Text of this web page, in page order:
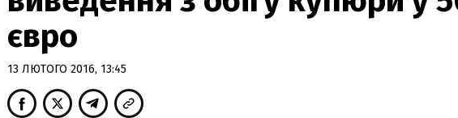
євро
13 ЛЮТОГО 2016, 13:45